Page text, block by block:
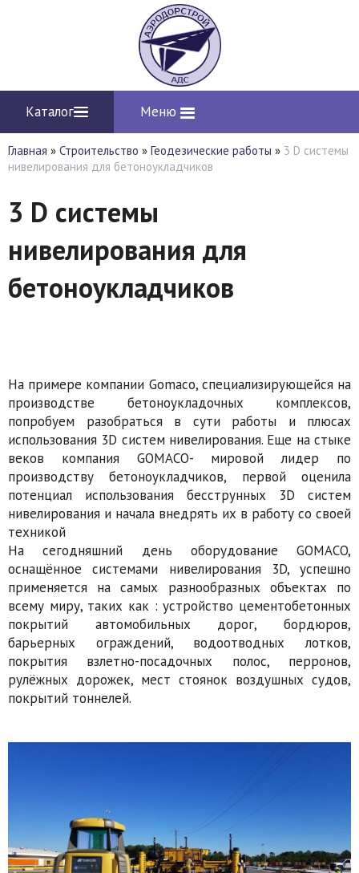
Каталог Меню
Главная » Строительство » Геодезические работы » 3 D системы
нивелирования для бетоноукладчиков
3 D системы
нивелирования для
бетоноукладчиков
На примере компании Gomaco, специализирующейся на
производстве бетоноукладочных комплексов,
попробуем разобраться в сути работы и плюсах
использования 3D систем нивелирования. Еще на стыке
веков компания GOMACO- мировой лидер по
производству бетоноукладчиков, первой оценила
потенциал использования бесструнных 3D систем
нивелирования и начала внедрять их в работу со своей
техникой
На сегодняшний день оборудование GOMACO,
оснащённое системами нивелирования 3D, успешно
применяется на самых разнообразных объектах по
всему миру, таких как : устройство цементобетонных
покрытий автомобильных дорог, бордюров,
барьерных ограждений, водоотводных лотков,
покрытия взлетно-посадочных полос, перронов,
рулёжных дорожек, мест стоянок воздушных судов,
покрытий тоннелей.